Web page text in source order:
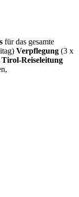
für das gesamte
Verpflegung (3 x
Tirol-Reiseleitung